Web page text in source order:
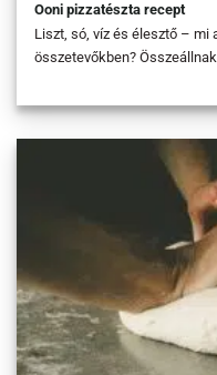
Ooni pizzatészta recept
Liszt, só, víz és élesztő – mi
összetevőkben?